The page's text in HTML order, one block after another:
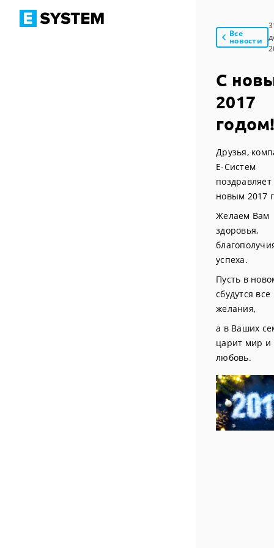
Все
новости
С
2017
Друзья,
Е-Систем
поздравляет
новым 2017
Желаем Вам
здоровья,
успеха.
Пусть в
сбудутся все
желания,
а в Ваших
царит мир и
любовь.